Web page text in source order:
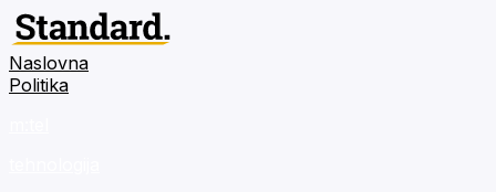
Naslovna
Politika